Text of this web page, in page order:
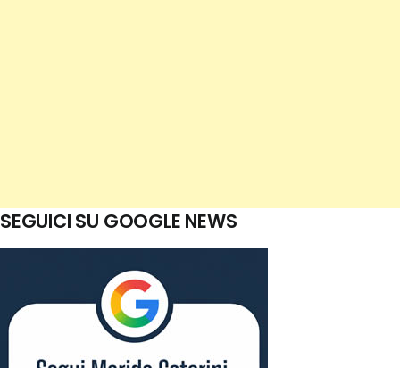
SEGUICI SU GOOGLE NEWS